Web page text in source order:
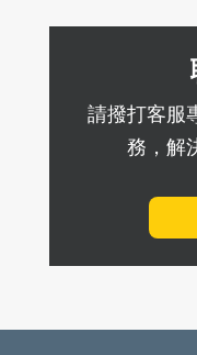
請撥打客服
務，解